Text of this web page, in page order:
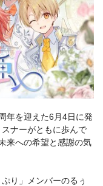
年を迎えた6月4日に発
ナーがともに歩んで
来への希望と感謝の気
り」メンバーのるぅ